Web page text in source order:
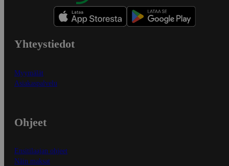
Yhteystiedot
Myymälät
Asiakaspalvelu
Ohjeet
Ensitilaajan ohjeet
Näin maksat